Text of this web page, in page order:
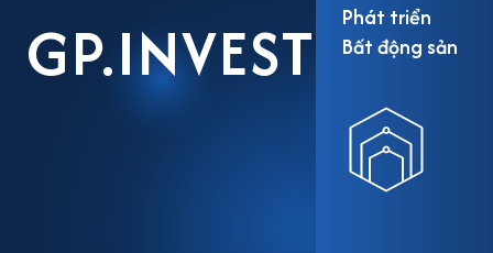
GP.INVEST
Phát triển
Bất động sản